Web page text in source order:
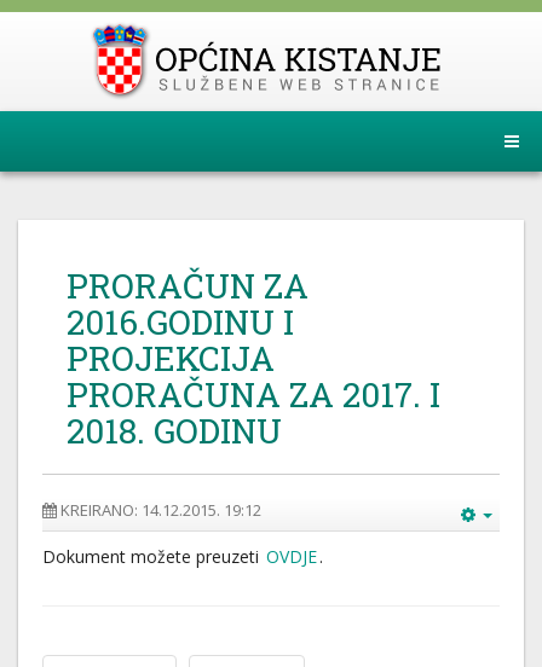
PRORAČUN ZA
2016.GODINU I
PROJEKCIJA
PRORAČUNA ZA 2017. I
2018. GODINU
KREIRANO: 14.12.2015. 19:12
Dokument možete preuzeti OVDJE.